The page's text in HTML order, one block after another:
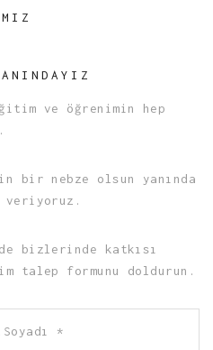
ve öğrenimin hep
bir nebze olsun yanında
veriyoruz.
bizlerinde katkısı
talep formunu doldurun.